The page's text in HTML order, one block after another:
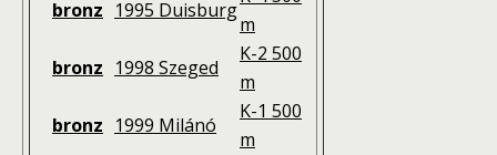
bronz 1995 Duisburg
m
bronz 1998 Szeged
K-2 500
m
bronz 1999 Milánó
K-1 500
m